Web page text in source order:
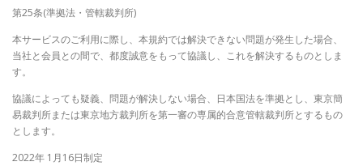
第25条(準拠法・管轄裁判所)
本サービスのご利用に際し、本規約では解決できない問題が発生した場合、
当社と会員との間で、都度誠意をもって協議し、これを解決するものとしま
す。
協議によっても疑義、問題が解決しない場合、日本国法を準拠とし、東京簡
易裁判所または東京地方裁判所を第一審の専属的合意管轄裁判所とするもの
とします。
2022年 1月16日制定